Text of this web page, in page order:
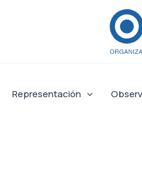
Representación